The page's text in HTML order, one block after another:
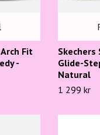
Fit
-
Skechers
Glide-
Natural
1 299 kr